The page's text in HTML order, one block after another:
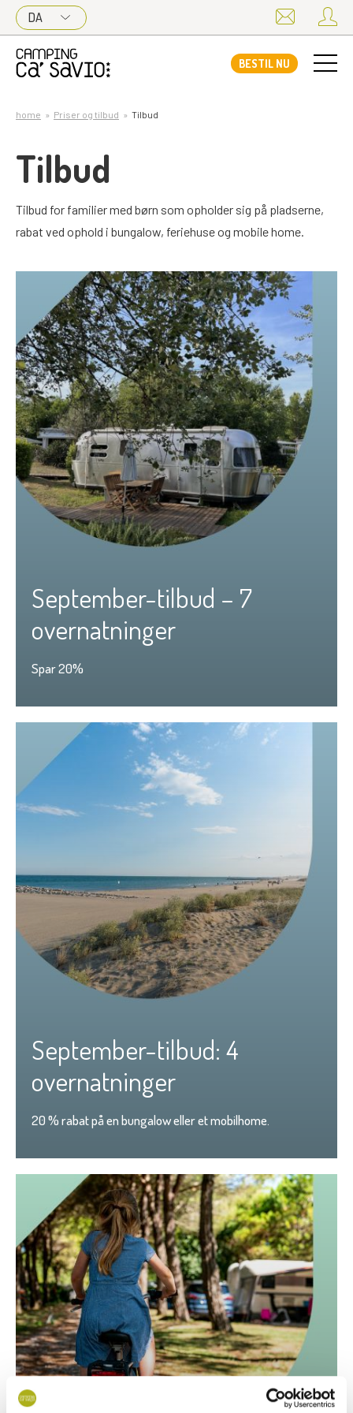
DA
BESTIL NU
home Priser og tilbud Tilbud
Tilbud
Tilbud for familier med børn som opholder sig på pladserne,
rabat ved ophold i bungalow, feriehuse og mobile home.
September-tilbud – 7
overnatninger
Spar 20%
September-tilbud: 4
overnatninger
20 % rabat på en bungalow eller et mobilhome.